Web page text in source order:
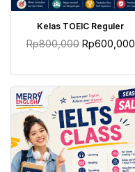
TAMBAH KE KERANJANG
Kelas TOEIC Reguler
Rp800,000 Rp600,000